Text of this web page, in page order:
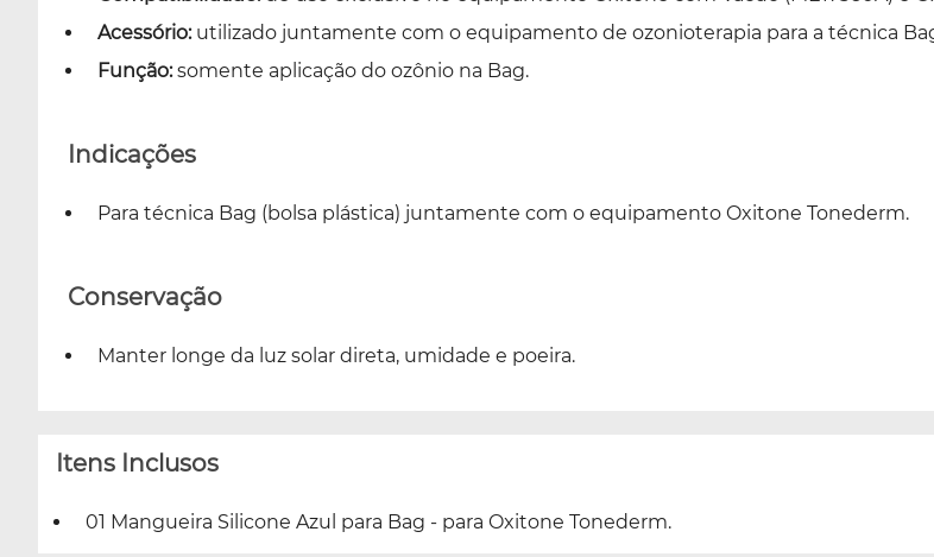
Acessório:utilizado juntamente com o equipamento de ozonioterapia para a técnica
Função:somente aplicação do ozônio na Bag.
Indicações
Para técnica Bag (bolsa plástica) juntamente com o equipamento Oxitone Tonederm.
Conservação
Manter longe da luz solar direta, umidade e poeira.
Itens Inclusos
01 Mangueira Silicone Azul para Bag - para Oxitone Tonederm.